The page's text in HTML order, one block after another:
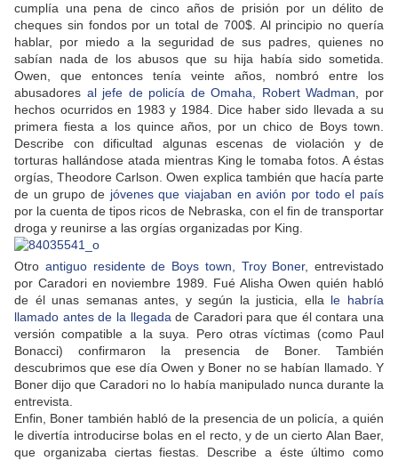
cumplía una pena de cinco años de prisión por un délito de
cheques sin fondos por un total de 700$. Al principio no quería
hablar, por miedo a la seguridad de sus padres, quienes no
sabían nada de los abusos que su hija había sido sometida.
Owen, que entonces tenía veinte años, nombró entre los
abusadores al jefe de policía de Omaha, Robert Wadman , por
hechos ocurridos en 1983 y 1984. Dice haber sido llevada a su
primera fiesta a los quince años, por un chico de Boys town.
Describe con dificultad algunas escenas de violación y de
torturas hallándose atada mientras King le tomaba fotos. A éstas
orgías, Theodore Carlson. Owen explica también que hacía parte
de un grupo de jóvenes que viajaban en avión por todo el país
por la cuenta de tipos ricos de Nebraska, con el fin de transportar
droga y reunirse a las orgías organizadas por King.
Otro antiguo residente de Boys town, Troy Boner, entrevistado
por Caradori en noviembre 1989. Fué Alisha Owen quién habló
de él unas semanas antes, y según la justicia, ella le habría
llamado antes de la llegada de Caradori para que él contara una
versión compatible a la suya. Pero otras víctimas (como Paul
Bonacci) confirmaron la presencia de Boner. También
descubrimos que ese día Owen y Boner no se habían llamado. Y
Boner dijo que Caradori no lo había manipulado nunca durante la
entrevista.
Enfin, Boner también habló de la presencia de un policía, a quién
le divertía introducirse bolas en el recto, y de un cierto Alan Baer,
que organizaba ciertas fiestas. Describe a éste último como